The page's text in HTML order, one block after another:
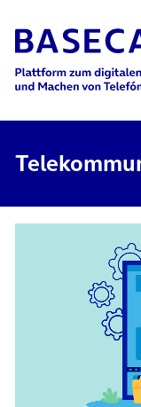
Main Navigation